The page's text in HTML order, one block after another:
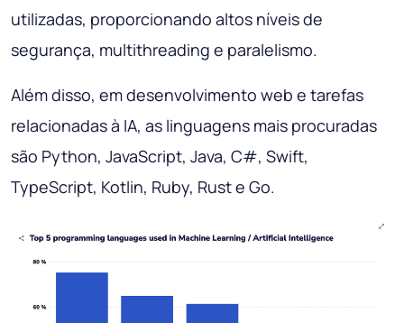
utilizadas, proporcionando altos níveis de
segurança, multithreading e paralelismo.
Além disso, em desenvolvimento web e tarefas
relacionadas à IA, as linguagens mais procuradas
são Python, JavaScript, Java, C#, Swift,
TypeScript, Kotlin, Ruby, Rust e Go.